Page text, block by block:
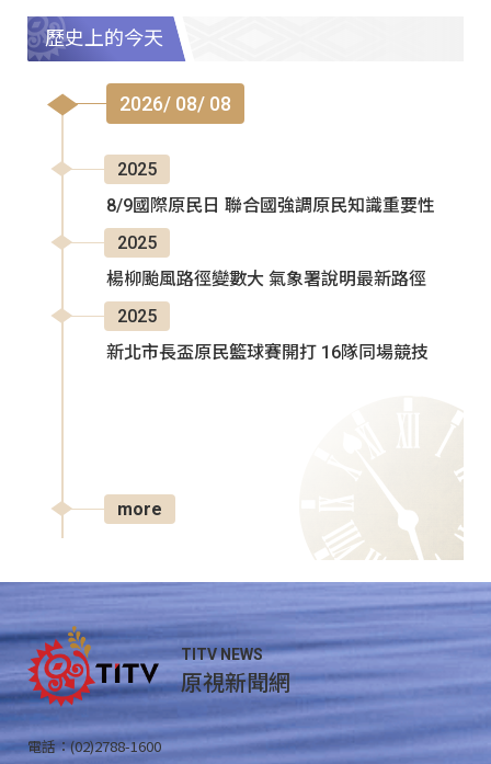
歷史上的今天
2026/ 08/ 08
2025
8/9國際原民日 聯合國強調原民知識重要性
2025
楊柳颱風路徑變數大 氣象署說明最新路徑
2025
新北市長盃原民籃球賽開打 16隊同場競技
more
TITV NEWS
原視新聞網
電話：(02)2788-1600